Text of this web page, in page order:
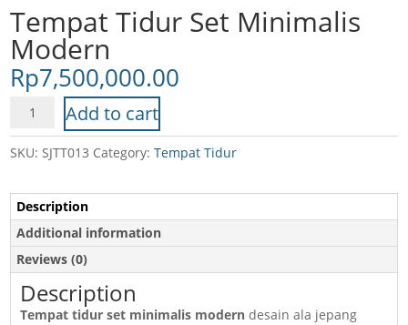
Tempat Tidur Set Minimalis
Modern
Rp7,500,000.00
Tempat
Set
Modern
quantity
Add to cart
SKU:SJTT013 Category:Tempat Tidur
Description
Additional information
Reviews (0)
Description
Tempat tidur set minimalis modern desain ala jepang